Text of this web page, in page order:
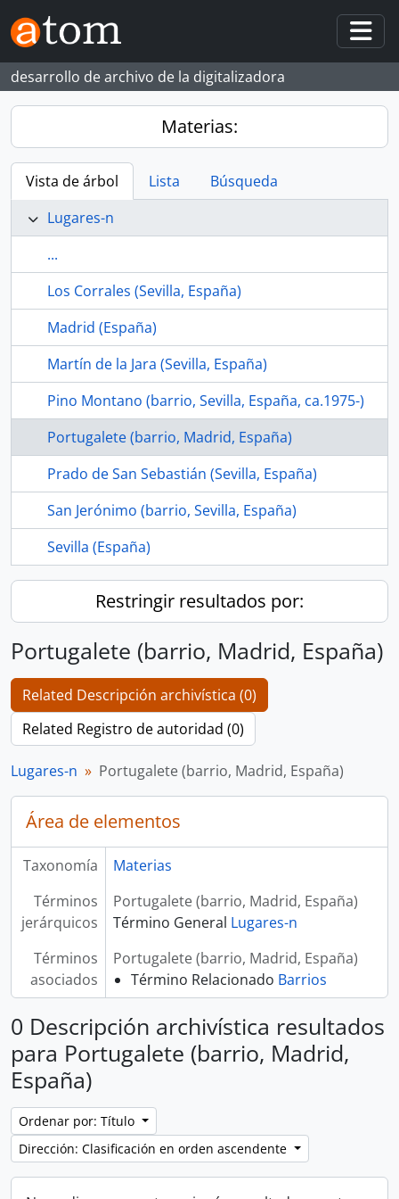
Skip to main content
desarrollo de archivo de la digitalizadora
Materias:
Vista de árbol Lista
Búsqueda
Lugares-n
...
Los Corrales (Sevilla, España)
Madrid (España)
Martín de la Jara (Sevilla, España)
Pino Montano (barrio, Sevilla, España, ca.1975-)
Portugalete (barrio, Madrid, España)
Prado de San Sebastián (Sevilla, España)
San Jerónimo (barrio, Sevilla, España)
Sevilla (España)
Restringir resultados por:
Portugalete (barrio, Madrid, España)
Related Descripción archivística (0)
Related Registro de autoridad (0)
Lugares-n Portugalete (barrio, Madrid, España)
Área de elementos
Taxonomía
Materias
Términos
jerárquicos
Portugalete (barrio, Madrid, España)
Término General Lugares-n
Términos
asociados
Portugalete (barrio, Madrid, España)
Término Relacionado Barrios
0 Descripción archivística resultados
para Portugalete (barrio, Madrid,
España)
Ordenar por: Título
Dirección: Clasificación en orden ascendente